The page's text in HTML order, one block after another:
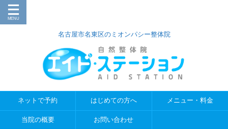
名古屋市名東区のミオンパシー整体院
ネットで予約 はじめての方へ メニュー・料金
当院の概要 お問い合わせ